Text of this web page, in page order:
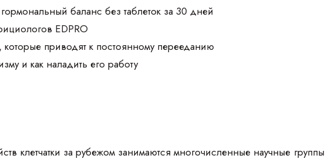
баланс без таблеток за 30 дней
EDPRO
приводят к постоянному перееданию
и как наладить его работу
клетчатки за рубежом занимаются многочисленные научные